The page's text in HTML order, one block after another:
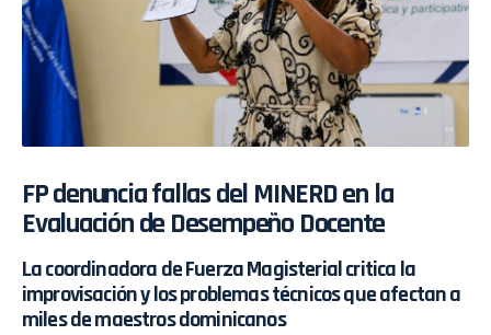
FP denuncia fallas del MINERD en la
Evaluación de Desempeño Docente
La coordinadora de Fuerza Magisterial critica la
improvisación y los problemas técnicos que afectan a
miles de maestros dominicanos